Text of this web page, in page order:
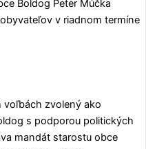
Boldog Peter Múčka
v riadnom termíne
voľbách zvolený ako
s podporou politických
mandát starostu obce